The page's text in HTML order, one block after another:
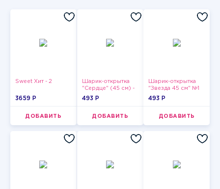
Sweet Хит - 2
3659 P
ДОБАВИТЬ
Шарик-открытка
"Сердце" (45 см) -
2
493 P
ДОБАВИТЬ
Шарик-открытка
"Звезда 45 см" №1
493 P
ДОБАВИТЬ